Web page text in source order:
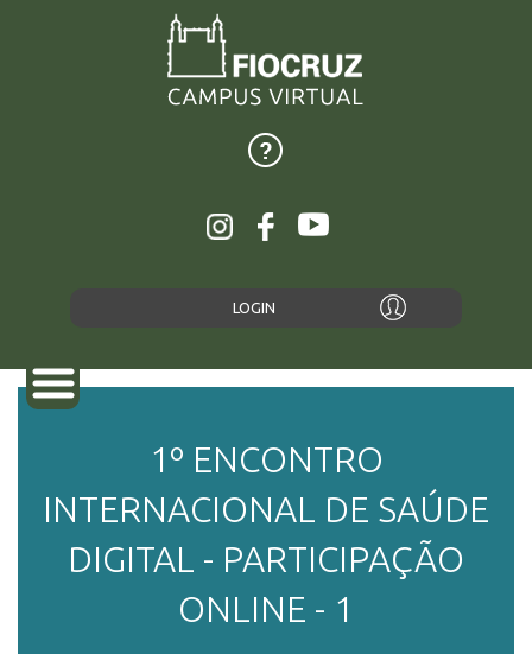
LOGIN
SOBRE
1º ENCONTRO
INTERNACIONAL DE SAÚDE
DIGITAL - PARTICIPAÇÃO
ONLINE - 1